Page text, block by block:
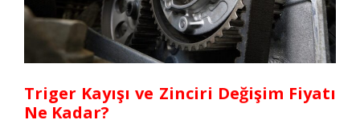
Triger Kayışı ve Zinciri Değişim Fiyatı
Ne Kadar?